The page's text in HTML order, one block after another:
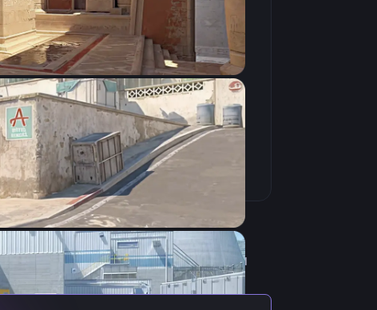
Скопировать
с актуальными настройками